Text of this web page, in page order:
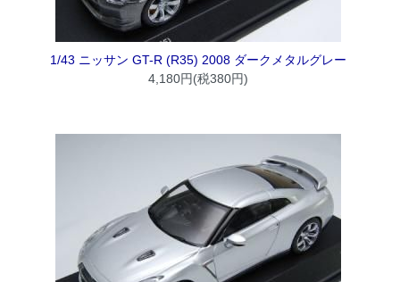
1/43 ニッサン GT-R (R35) 2008 ダークメタルグレー
4,180円(税380円)